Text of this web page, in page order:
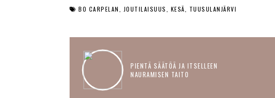
BO CARPELAN JOUTILAISUUS KESÄ TUUSULANJÄRVI
PIENTÄ SÄÄTÖÄ JA ITSELLEEN
NAURAMISEN TAITO